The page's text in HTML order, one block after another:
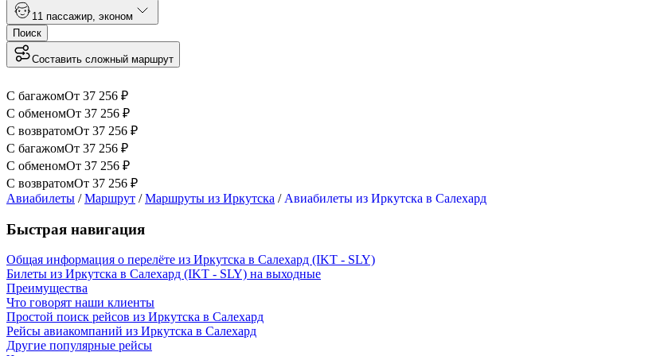
1 1 пассажир эконом
Поиск
Составить сложный маршрут
С багажомОт 37 256 ₽
С обменомОт 37 256 ₽
С возвратомОт 37 256 ₽
С багажомОт 37 256 ₽
С обменомОт 37 256 ₽
С возвратомОт 37 256 ₽
Авиабилеты /Маршрут /Маршруты из Иркутска / Авиабилеты из Иркутска в Салехард
Быстрая навигация
Общая информация о перелёте из Иркутска в Салехард (IKT - SLY)
Билеты из Иркутска в Салехард (IKT - SLY) на выходные
Преимущества
Что говорят наши клиенты
Простой поиск рейсов из Иркутска в Салехард
Рейсы авиакомпаний из Иркутска в Салехард
Другие популярные рейсы